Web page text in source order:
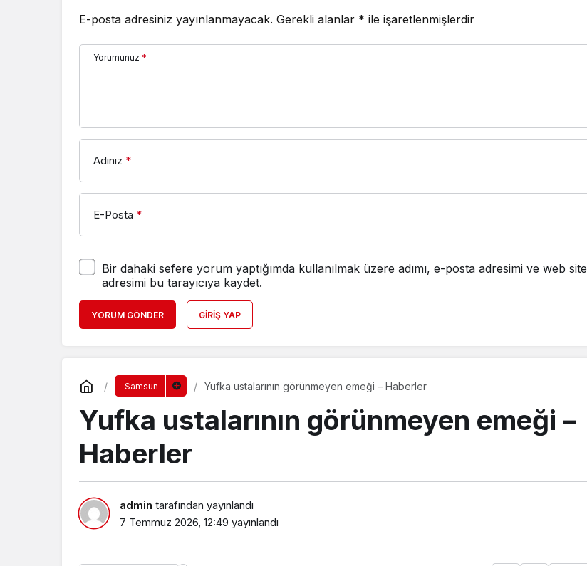
E-posta adresiniz yayınlanmayacak. Gerekli alanlar * ile işaretlenmişlerdir
Yorumunuz *
Adınız *
E-Posta *
Bir dahaki sefere yorum yaptığımda kullanılmak üzere adımı, e-posta adresimi ve web site
adresimi bu tarayıcıya kaydet.
YORUM GÖNDER GIRIŞ YAP
Samsun Yufka ustalarının görünmeyen emeği – Haberler
Yufka ustalarının görünmeyen emeği –
Haberler
admin tarafından yayınlandı
7 Temmuz 2026, 12:49 yayınlandı